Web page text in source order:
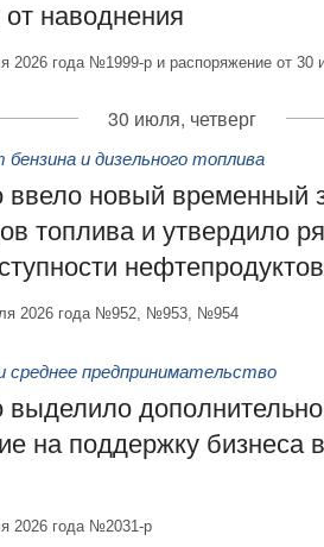
наводнения
2026 года №1999-р и распоряжение от
30 июля, четверг
и дизельного топлива
ввело новый временный
топлива и утвердило
нефтепродуктов
2026 года №952, №953, №954
среднее предпринимательство
выделило
на поддержку бизнеса
2026 года №2031-р